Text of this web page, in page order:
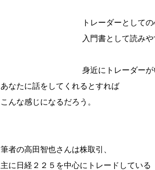
トレーダーとして
入門書として読みや
身近にトレーダーが
あなたに話をしてくれるとすれば
こんな感じになるだろう。
筆者の高田智也さんは株取引、
主に日経２２５を中心にトレードしている